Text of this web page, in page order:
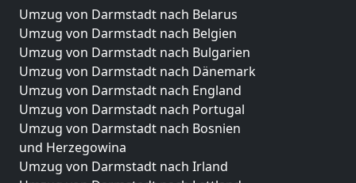
Umzug von Darmstadt nach Belarus
Umzug von Darmstadt nach Belgien
Umzug von Darmstadt nach Bulgarien
Umzug von Darmstadt nach Dänemark
Umzug von Darmstadt nach England
Umzug von Darmstadt nach Portugal
Umzug von Darmstadt nach Bosnien
und Herzegowina
Umzug von Darmstadt nach Irland